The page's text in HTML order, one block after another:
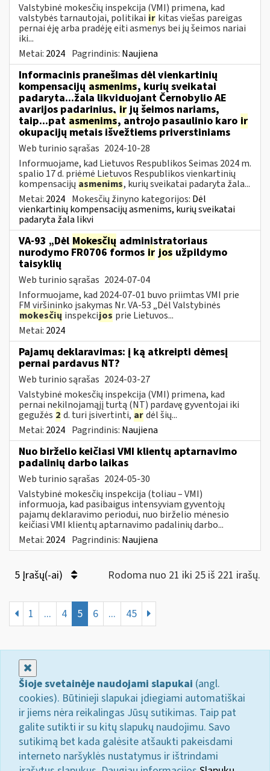
Valstybinė mokesčių inspekcija (VMI) primena, kad
valstybės tarnautojai, politikai ir kitas viešas pareigas
pernai ėję arba pradėję eiti asmenys bei jų šeimos nariai
iki...
Metai: 2024 Pagrindinis: Naujiena
Informacinis pranešimas dėl vienkartinių
kompensacijų asmenims, kurių sveikatai
padaryta...žala likviduojant Černobylio AE
avarijos padarinius, irjų šeimos nariams,
taip...pat asmenims, antrojo pasaulinio karo ir
okupacijų metais išvežtiems priverstiniams
Web turinio sąrašas 2024-10-28
Informuojame, kad Lietuvos Respublikos Seimas 2024 m.
spalio 17 d. priėmė Lietuvos Respublikos vienkartinių
kompensacijų asmenims, kurių sveikatai padaryta žala...
Metai: 2024 Mokesčių žinyno kategorijos: Dėl
vienkartinių kompensacijų asmenims, kurių sveikatai
padaryta žala likvi
VA-93 „Dėl Mokesčių administratoriaus
nurodymo FR0706 formos ir jos užpildymo
taisyklių
Web turinio sąrašas 2024-07-04
Informuojame, kad 2024-07-01 buvo priimtas VMI prie
FM viršininko įsakymas Nr. VA-53 „Dėl Valstybinės
mokesčių inspekcijos prie Lietuvos...
Metai: 2024
Pajamų deklaravimas: į ką atkreipti dėmesį
pernai pardavus NT?
Web turinio sąrašas 2024-03-27
Valstybinė mokesčių inspekcija (VMI) primena, kad
pernai nekilnojamąjį turtą (NT) pardavę gyventojai iki
gegužės 2 d. turi įsivertinti, ardėl šių...
Metai: 2024 Pagrindinis: Naujiena
Nuo birželio keičiasi VMI klientų aptarnavimo
padalinių darbo laikas
Web turinio sąrašas 2024-05-30
Valstybinė mokesčių inspekcija (toliau – VMI)
informuoja, kad pasibaigus intensyviam gyventojų
pajamų deklaravimo periodui, nuo birželio mėnesio
keičiasi VMI klientų aptarnavimo padalinių darbo...
Metai: 2024 Pagrindinis: Naujiena
5 Įrašų(-ai) Rodoma nuo 21 iki 25 iš 221 irašų.
1 ... 4 5 6 ... 45
Šioje svetainėje naudojami slapukai (angl.
cookies). Būtinieji slapukai įdiegiami automatiškai
ir jiems nėra reikalingas Jūsų sutikimas. Taip pat
galite sutikti ir su kitų slapukų naudojimu. Savo
sutikimą bet kada galėsite atšaukti pakeisdami
interneto naršyklės nustatymus ir ištrindami